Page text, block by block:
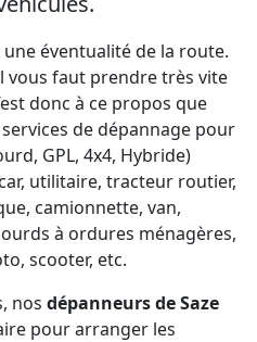
éventualité de la route.
vous faut prendre très vite
donc à ce propos que
de dépannage pour
GPL, 4x4, Hybride)
utilitaire, tracteur routier,
camionnette, van,
à ordures ménagères,
scooter, etc.
nos dépanneurs de Saze
pour arranger les